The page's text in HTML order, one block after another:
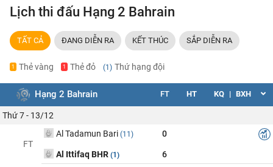
Lịch thi đấu Hạng 2 Bahrain
TẤT CẢ ĐANG DIỄN RA KẾT THÚC SẮP DIỄN RA
1 Thẻ vàng 1 Thẻ đỏ (1) Thứ hạng đội
Hạng 2 Bahrain FT HT KQ | BXH
Thứ 7 - 13/12
FT
Al Tadamun Bari (11) 0
Al Ittifaq BHR (1) 6